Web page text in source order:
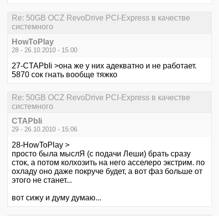
Re: 50GB OCZ RevoDrive PCI-Express в качестве
системного
HowToPlay
28 - 26.10.2010 - 15:00
27-CTAPbIi >она же у них адекватно и не работает.
5870 сок гнать вообще тяжко
Re: 50GB OCZ RevoDrive PCI-Express в качестве
системного
CTAPbIi
29 - 26.10.2010 - 15:06
28-HowToPlay >
просто была мыслЯ (с подачи Леши) брать сразу
сток, а потом колхозить на него асселеро экстрим. по
охладу оно даже покруче будет, а вот фаз больше от
этого не станет...
вот сижу и думу думаю...